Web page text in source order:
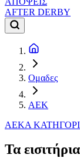
AFTER DERBY
Ομαδες
ΑΕΚ
ΑΕΚΑ
Τα